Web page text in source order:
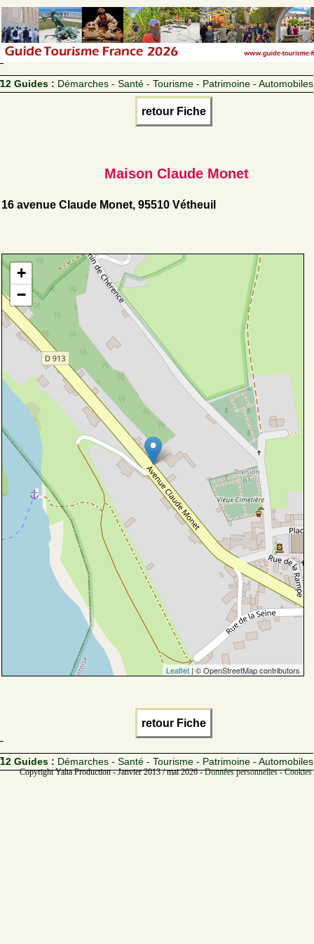
12 Guides : Démarches - Santé - Tourisme - Patrimoine - Automobiles
retour Fiche
Maison Claude Monet
16 avenue Claude Monet, 95510 Vétheuil
+
−
Leaflet | © OpenStreetMap contributors
retour Fiche
12 Guides : Démarches - Santé - Tourisme - Patrimoine - Automobiles
Copyright Yalta Production - Janvier 2013 / mai 2026 -Données personnelles -